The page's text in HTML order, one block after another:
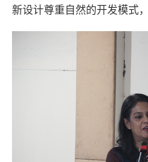
新设计尊重自然的开发模式